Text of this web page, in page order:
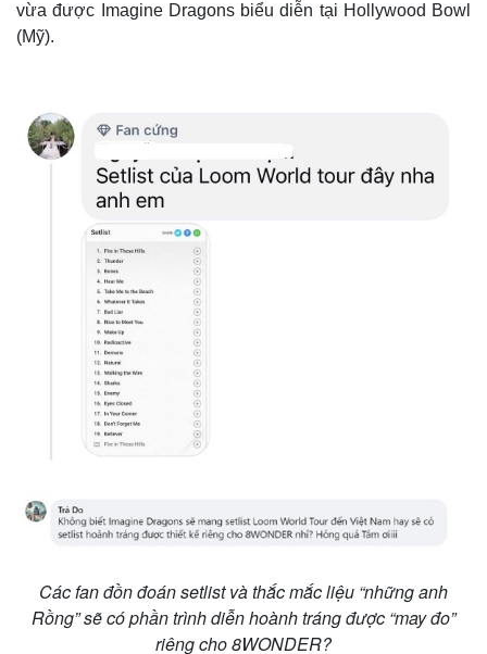
vừa được Imagine Dragons biểu diễn tại Hollywood Bowl
(Mỹ).
Các fan đồn đoán setlist và thắc mắc liệu “những anh
Rồng” sẽ có phần trình diễn hoành tráng được “may đo”
riêng cho 8WONDER?